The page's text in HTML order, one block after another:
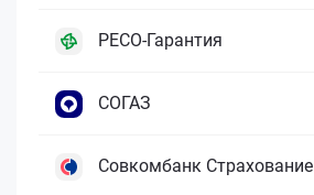
РЕСО-Гарантия
СОГАЗ
Совкомбанк Страхование